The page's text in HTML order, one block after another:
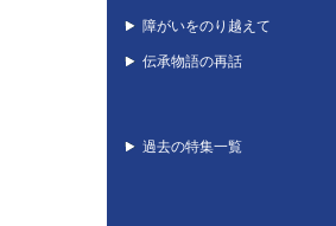
障がいをのり越えて
伝承物語の再話
過去の特集一覧